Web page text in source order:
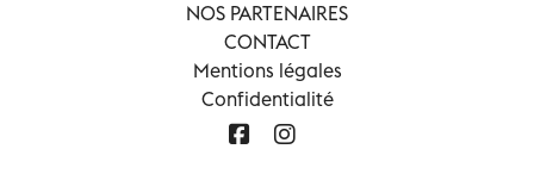
NOS PARTENAIRES
CONTACT
Mentions légales
Confidentialité